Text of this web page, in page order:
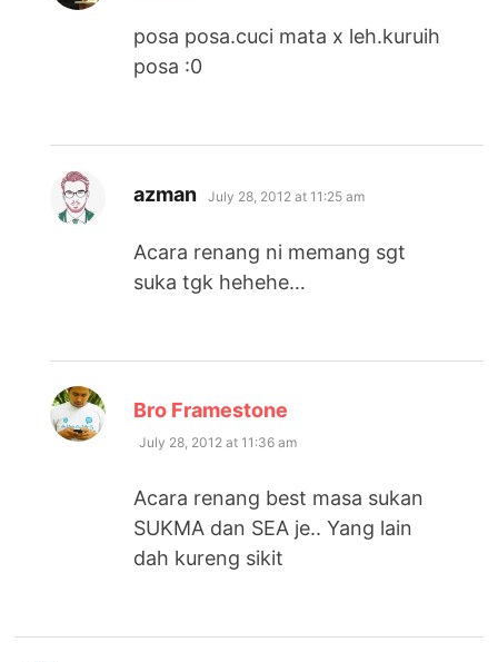
posa posa.cuci mata x leh.kuruih
posa :0
azman says:
July 28, 2012 at 11:25 am
Acara renang ni memang sgt
suka tgk hehehe…
Bro Framestone
July 28, 2012 at 11:36 am
Acara renang best masa sukan
SUKMA dan SEA je.. Yang lain
dah kureng sikit